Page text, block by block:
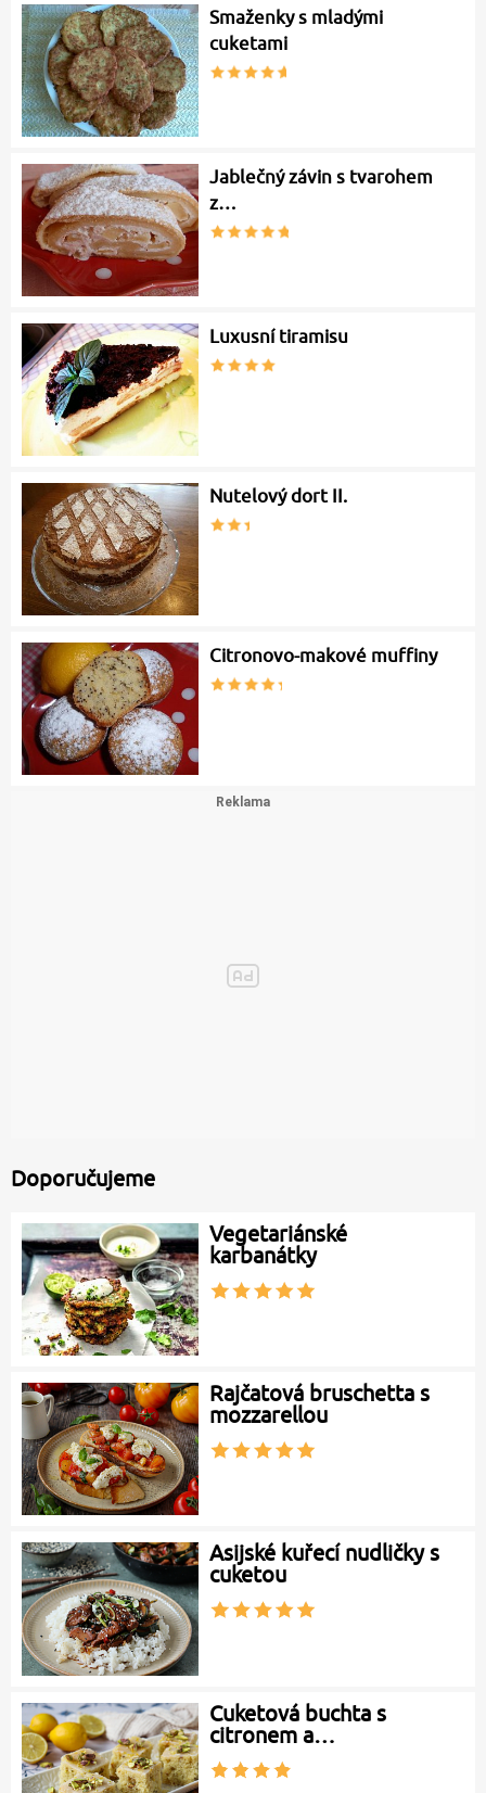
Smaženky s mladými
cuketami
Jablečný závin s tvarohem
z…
Luxusní tiramisu
Nutelový dort II.
Citronovo-makové muffiny
Doporučujeme
Vegetariánské
karbanátky
Rajčatová bruschetta s
mozzarellou
Asijské kuřecí nudličky s
cuketou
Cuketová buchta s
citronem a…